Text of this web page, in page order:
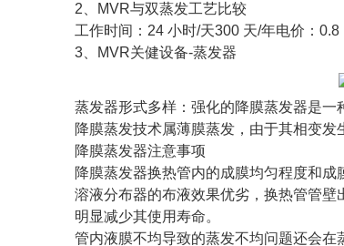
2、MVR与双蒸发工艺比较
工作时间：24 小时/天300 天/年电价：
3、MVR关健设备-蒸发器
蒸发器形式多样：强化的降膜蒸发器是一
降膜蒸发技术属薄膜蒸发，由于其相变
降膜蒸发器注意事项
降膜蒸发器换热管内的成膜均匀程度和成
溶液分布器的布液效果优劣，换热管管
明显减少其使用寿命。
管内液膜不均导致的蒸发不均问题还会在